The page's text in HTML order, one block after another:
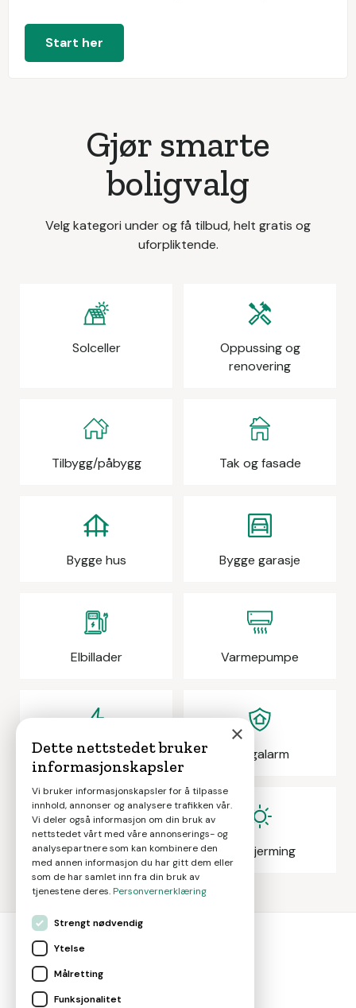
Start her
Gjør smarte
boligvalg
Velg kategori under og få tilbud, helt gratis og
uforpliktende.
Solceller
Oppussing og
renovering
Tilbygg/påbygg Tak og fasade
Bygge hus Bygge garasje
Elbillader Varmepumpe
Elektrikeroppdrag Boligalarm
Eiendomsmegling Solskjerming
Gjør smarte boligvalg
×
Dette nettstedet bruker
informasjonskapsler
Vi bruker informasjonskapsler for å tilpasse
innhold, annonser og analysere trafikken vår.
Vi deler også informasjon om din bruk av
nettstedet vårt med våre annonserings- og
analysepartnere som kan kombinere den
med annen informasjon du har gitt dem eller
som de har samlet inn fra din bruk av
tjenestene deres.Personvernerklæring
Strengt nødvendig
Ytelse
Målretting
Funksjonalitet